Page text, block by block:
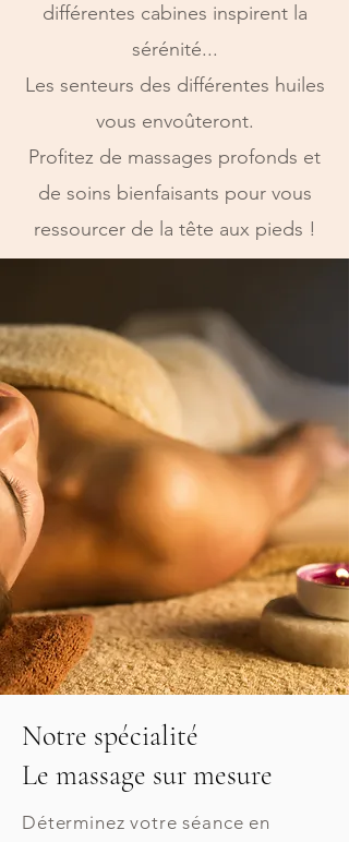
différentes cabines inspirent la
sérénité...
Les senteurs des différentes huiles
vous envoûteront.
Profitez de massages profonds et
de soins bienfaisants pour vous
ressourcer de la tête aux pieds !
Notre spécialité
Le massage sur mesure
Déterminez votre séance en